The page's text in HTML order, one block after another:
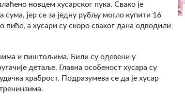
новцем хусарског пука. Свако је
јер се за једну рубљу могло купити 16
а хусари су скоро сваког дана одводили
и пиштољима. Били су одевени у
детаље. Главна особеност хусара су
храброст. Подразумева се да је хусар